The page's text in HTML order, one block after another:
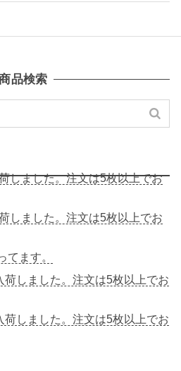
品検索
しました。注文は5枚以上でお
しました。注文は5枚以上でお
てます。
しました。注文は5枚以上でお
しました。注文は5枚以上でお